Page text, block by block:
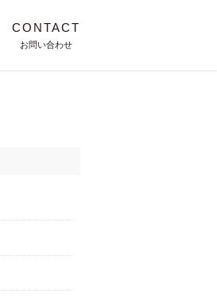
CONTACT
お問い合わせ